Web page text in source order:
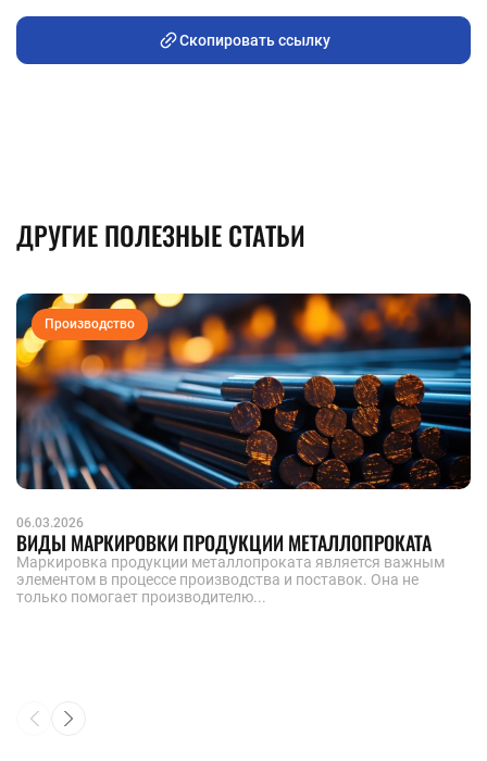
Скопировать ссылку
ДРУГИЕ ПОЛЕЗНЫЕ СТАТЬИ
Производство
06.03.2026
ВИДЫ МАРКИРОВКИ ПРОДУКЦИИ МЕТАЛЛОПРОКАТА
Маркировка продукции металлопроката является важным
элементом в процессе производства и поставок. Она не
только помогает производителю...